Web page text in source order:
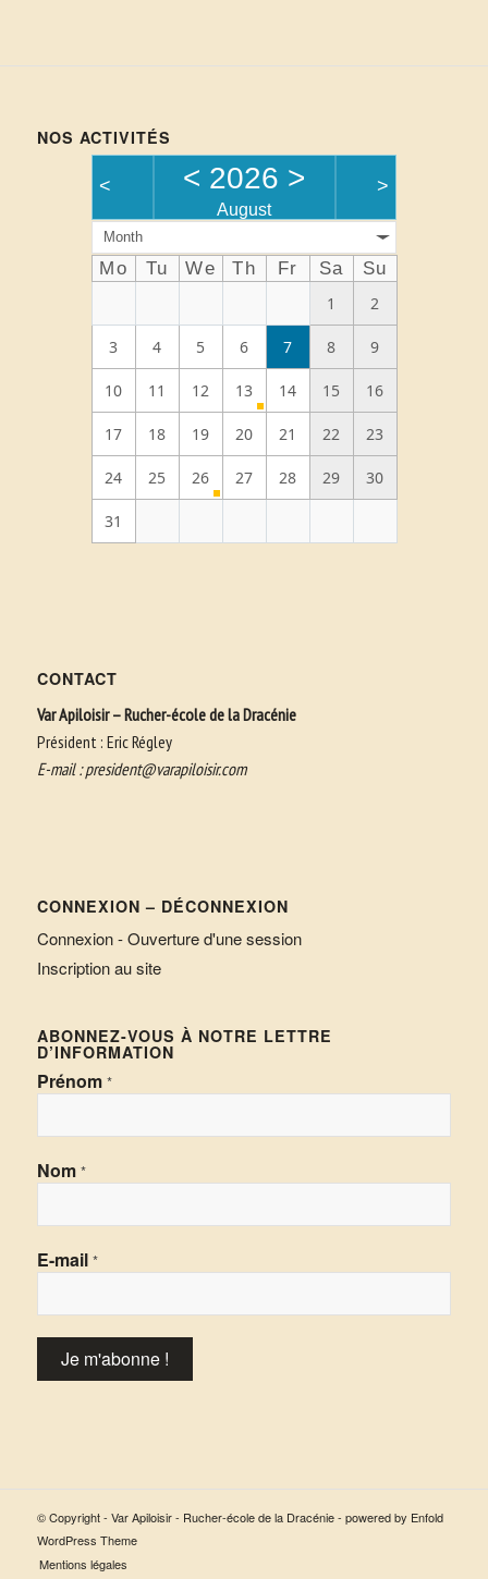
NOS ACTIVITÉS
< < 2026 >
August
>
Month
Mo Tu We Th Fr Sa
Su
1
2
3 4 5 6 7 8 9
10 11 12 13 14 15 16
17 18 19 20 21 22 23
24 25 26 27 28 29 30
31
CONTACT
Var Apiloisir – Rucher-école de la Dracénie
Président : Eric Régley
E-mail :president@varapiloisir.com
CONNEXION – DÉCONNEXION
Connexion - Ouverture d'une session
Inscription au site
ABONNEZ-VOUS À NOTRE LETTRE
D’INFORMATION
Prénom *
Nom *
E-mail *
© Copyright - Var Apiloisir - Rucher-école de la Dracénie - powered by Enfold
WordPress Theme
Mentions légales